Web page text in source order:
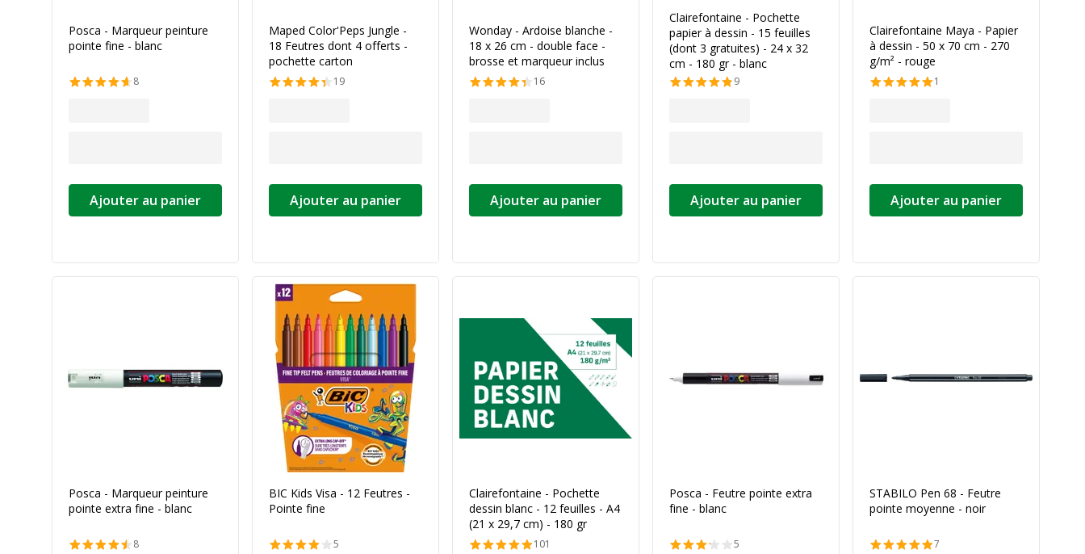
Posca - Marqueur peinture
pointe fine - blanc
8
Ajouter au panier
Maped Color'Peps Jungle -
18 Feutres dont 4 offerts -
pochette carton
19
Ajouter au panier
Wonday - Ardoise blanche -
18 x 26 cm - double face -
brosse et marqueur inclus
16
Ajouter au panier
Clairefontaine - Pochette
papier à dessin - 15 feuilles
(dont 3 gratuites) - 24 x 32
cm - 180 gr - blanc
9
Ajouter au panier
Clairefontaine Maya - Papier
à dessin - 50 x 70 cm - 270
g/m² - rouge
1
Ajouter au panier
Posca - Marqueur peinture
pointe extra fine - blanc
8
BIC Kids Visa - 12 Feutres -
Pointe fine
5
Clairefontaine - Pochette
dessin blanc - 12 feuilles - A4
(21 x 29,7 cm) - 180 gr
101
Posca - Feutre pointe extra
fine - blanc
5
STABILO Pen 68 - Feutre
pointe moyenne - noir
7